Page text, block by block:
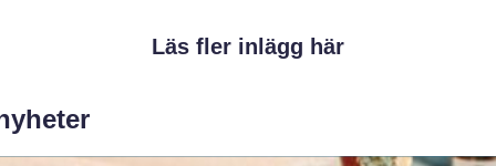
Läs fler inlägg här